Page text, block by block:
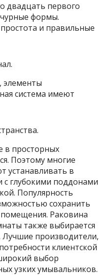
двадцать первого
формы.
и правильные
элементы
система имеют
в просторных
Поэтому многие
устанавливать в
глубокими поддонами
Популярность
сохранить
Раковина
также выбирается
Лучшие производители,
клиентской
выбор
узких умывальников.